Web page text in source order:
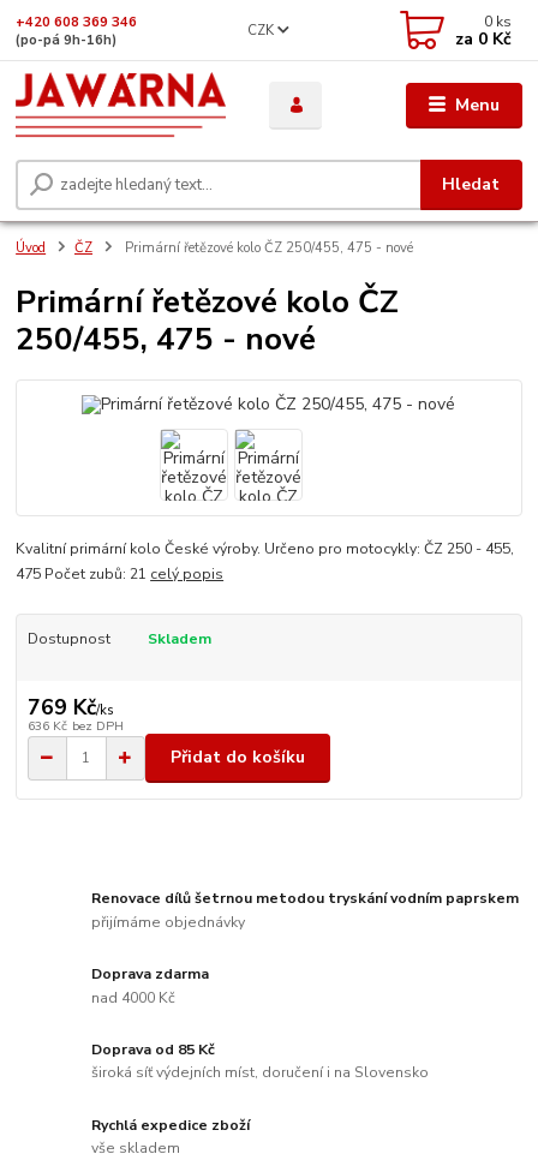
Menu
CZK
Hledat
+420 608 369 346
(po-pá 9h-16h)
0 ks
za 0 Kč
Úvod ČZ Primární řetězové kolo ČZ 250/455, 475 - nové
Primární řetězové kolo ČZ
250/455, 475 - nové
Kvalitní primární kolo České výroby. Určeno pro motocykly: ČZ 250 - 455,
475 Počet zubů: 21 celý popis
Dostupnost Skladem
769 Kč/ks
636 Kč bez DPH
Přidat do košíku
Renovace dílů šetrnou metodou tryskání vodním paprskem
přijímáme objednávky
Doprava zdarma
nad 4000 Kč
Doprava od 85 Kč
široká síť výdejních míst, doručení i na Slovensko
Rychlá expedice zboží
vše skladem